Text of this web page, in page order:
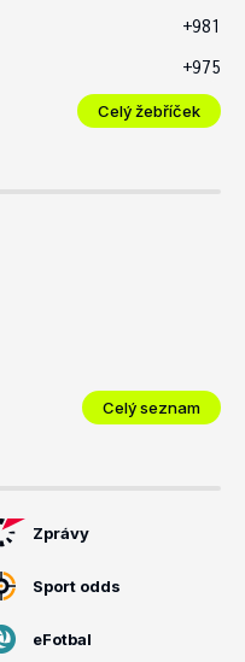
+981
+975
Celý žebříček
Celý seznam
Zprávy
Sport odds
eFotbal